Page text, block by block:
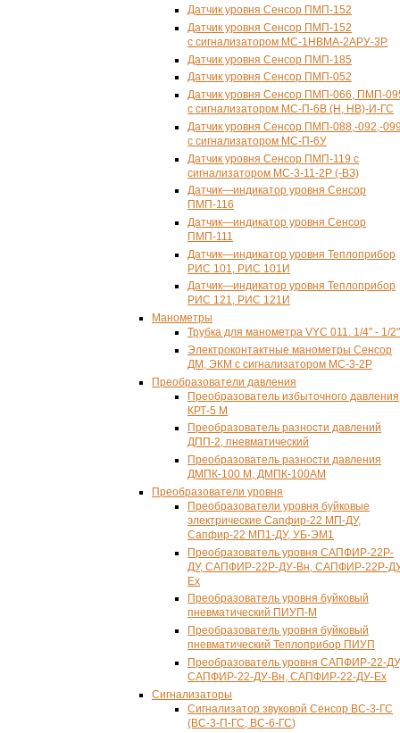
Датчик уровня Сенсор ПМП-152
Датчик уровня Сенсор ПМП-152
с сигнализатором МС-1НВМА-2АРУ-3Р
Датчик уровня Сенсор ПМП-185
Датчик уровня Сенсор ПМП-052
Датчик уровня Сенсор ПМП-066, ПМП-
с сигнализатором МС-П-6В (Н, НВ)-И-ГС
Датчик уровня Сенсор ПМП-088,-092,-
с сигнализатором МС-П-6У
Датчик уровня Сенсор ПМП-119 с
сигнализатором МС-3-11-2Р (-ВЗ)
Датчик—индикатор уровня Сенсор
ПМП-116
Датчик—индикатор уровня Сенсор
ПМП-111
Датчик—индикатор уровня Теплоприбор
РИС 101, РИС 101И
Датчик—индикатор уровня Теплоприбор
РИС 121, РИС 121И
Манометры
Трубка для манометра VYC 011. 1/4" - 1/2"
Электроконтактные манометры Сенсор
ДМ, ЭКМ с сигнализатором МС-3-2Р
Преобразователи давления
Преобразователь избыточного давления
КРТ-5 М
Преобразователь разности давлений
ДПП-2, пневматический
Преобразователь разности давления
ДМПК-100 М, ДМПК-100АМ
Преобразователи уровня
Преобразователи уровня буйковые
электрические Сапфир-22 МП-ДУ,
Сапфир-22 МП1-ДУ, УБ-ЭМ1
Преобразователь уровня САПФИР-22Р-
ДУ, САПФИР-22Р-ДУ-Вн, САПФИР-22Р-
Ех
Преобразователь уровня буйковый
пневматический ПИУП-М
Преобразователь уровня буйковый
пневматический Теплоприбор ПИУП
Преобразователь уровня САПФИР-22-
САПФИР-22-ДУ-Вн, САПФИР-22-ДУ-Ех
Сигнализаторы
Сигнализатор звуковой Сенсор ВС-3-ГС
(ВС-3-П-ГС ВС-6-ГС)